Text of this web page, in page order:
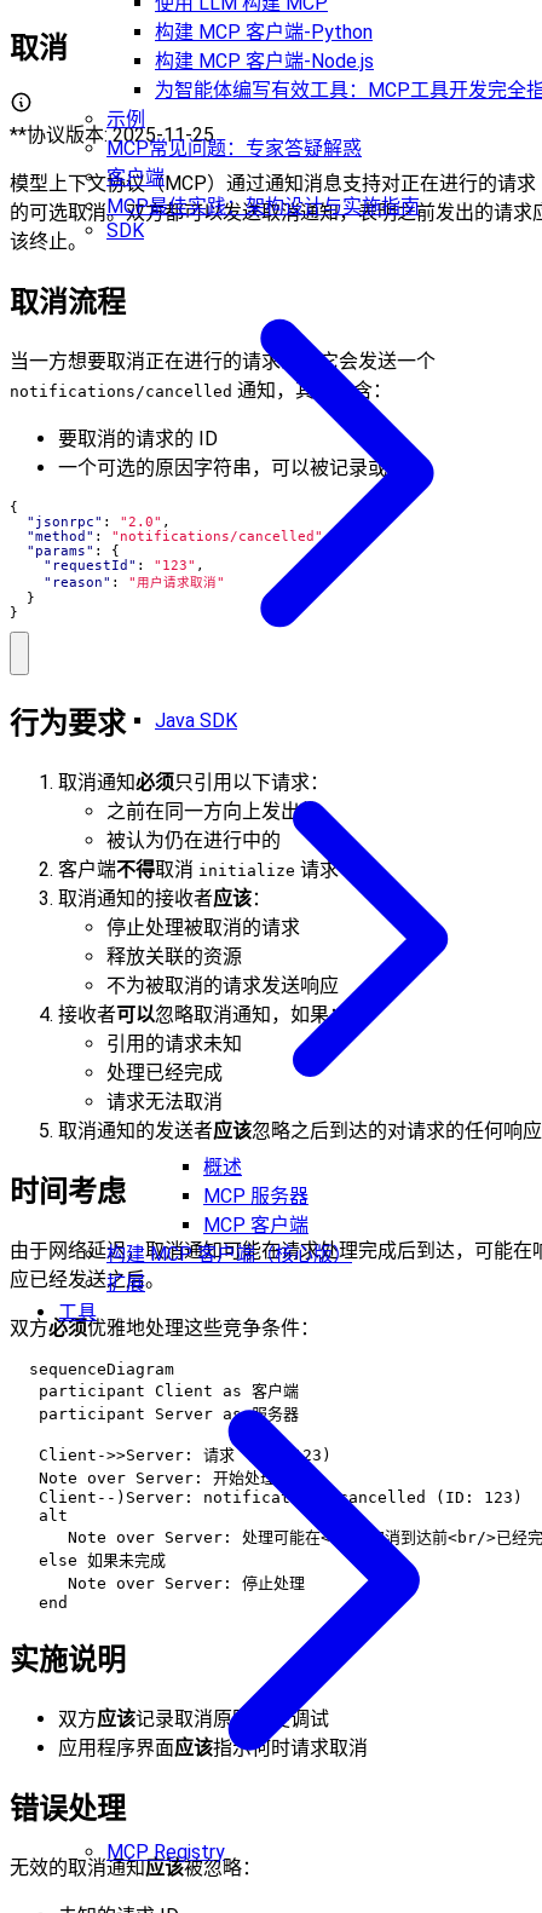
构建 MCP 客户端-Python
构建 MCP 客户端-Node.js
为智能体编写有效工具：MCP工具开发完全
示例
MCP常见问题：专家答疑解惑
客户端
MCP最佳实践：架构设计与实施指南
SDK
Java SDK
概述
MCP 服务器
MCP 客户端
构建 MCP 客户端（核心版）
扩展
工具
MCP Registry
取消
**协议版本: 2025-11-25
模型上下文协议（MCP）通过通知消息支持对正在进行的请求
的可选取消。双方都可以发送取消通知，表明之前发出的请求
该终止。
取消流程
当一方想要取消正在进行的请求时，它会发送一个
notifications/cancelled 通知，其中包含：
要取消的请求的 ID
一个可选的原因字符串，可以被记录或显示
{
"jsonrpc" : "2.0" ,
"method" : "notifications/cancelled",
"params" :
{
"requestId" : "123" ,
"reason" :
"用户请求取消"
}
}
行为要求
取消通知必须只引用以下请求：
之前在同一方向上发出的
被认为仍在进行中的
客户端不得取消 initialize 请求
取消通知的接收者应该：
停止处理被取消的请求
释放关联的资源
不为被取消的请求发送响应
接收者可以忽略取消通知，如果：
引用的请求未知
处理已经完成
请求无法取消
取消通知的发送者应该忽略之后到达的对请求的任何响应
时间考虑
由于网络延迟，取消通知可能在请求处理完成后到达，可能在
应已经发送之后。
双方必须优雅地处理这些竞争条件：
  sequenceDiagram
   participant Client as 客户端
   participant Server as 服务器
   Client->>Server: 请求 (ID: 123)
   Note over Server: 开始处理
   Client--)Server: notifications/cancelled (ID: 123)
   alt
Note over Server: 处理可能在<br/>取消到达前<br/>已经
   else 如果未完成
      Note over Server: 停止处理
实施说明
双方应该记录取消原因以便调试
应用程序界面应该指示何时请求取消
错误处理
无效的取消通知应该被忽略：